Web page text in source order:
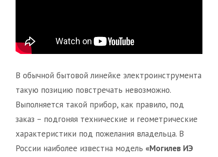
В обычной бытовой линейке электроинструмента
такую позицию повстречать невозможно.
Выполняется такой прибор, как правило, под
заказ – подгоняя технические и геометрические
характеристики под пожелания владельца. В
России наиболее известна модель «Могилев ИЭ